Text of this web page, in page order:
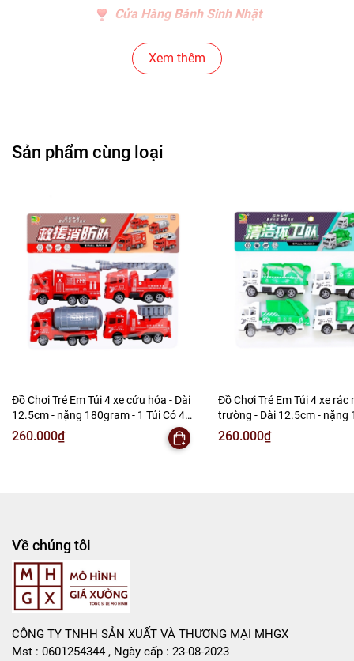
Cửa Hàng Bánh Sinh Nhật
Cửa Hàng Gear , Máy Tính
Cửa Hàng Văn Phòng Phẩm
---------------------------------------------------------------------
-----------------------
- Mô Hình Giá Xưởng
Tổng kho mô hình
Liên hệ : 096.245.8888 vs 0947.783.771
Rất mong hợp tác với các Shop và các Cộng Tác Viên
Xem thêm
Sản phẩm cùng loại
Đồ Chơi Trẻ Em Túi 4 xe cứu hỏa - Dài
12.5cm - nặng 180gram - 1 Túi Có 4
Xe - Bọc Túi - SKU : DC9 - ( VAT : DC3 )
K146-T2-S12
260.000₫
Đồ Chơi Trẻ Em Túi 4 xe rác
trường - Dài 12.5cm - nặng
- 1 Túi Có 4 Xe - Bọc Túi -
VAT : DC3 ) K146-T2-S11
260.000₫
Về chúng tôi
CÔNG TY TNHH SẢN XUẤT VÀ THƯƠNG MẠI MHGX
Mst : 0601254344 , Ngày cấp : 23-08-2023